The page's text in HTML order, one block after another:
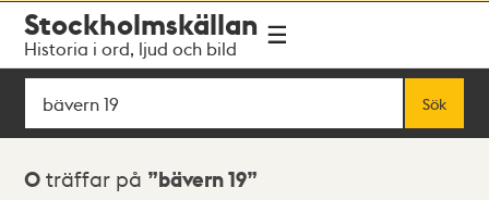
navigationen
huvudinnehållet
Stockholmskällan
Historia i ord, ljud och bild
Sök
Sök
Sökresultat
0 träffar på bävern 19